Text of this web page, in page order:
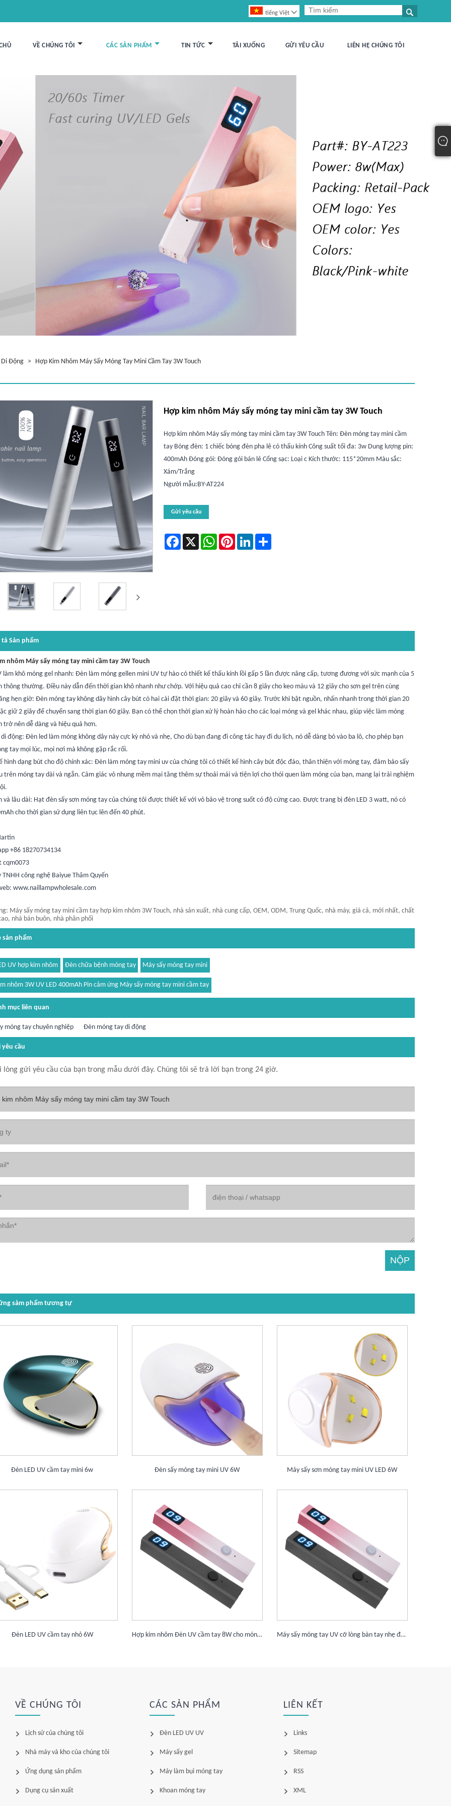

tiếng Việt 
VỀ CHÚNG TÔI CÁC SẢN PHẨM TIN TỨC TẢI XUỐNG GỬI YÊU CẦU LIÊN HỆ CHÚNG TÔI
Động > Hợp Kim Nhôm Máy Sấy Móng Tay Mini Cầm Tay 3W Touch
Hợp kim nhôm Máy sấy móng tay mini cầm tay 3W Touch
Hợp kim nhôm Máy sấy móng tay mini cầm tay 3W Touch Tên: Đèn móng tay mini cầm
tay Bóng đèn: 1 chiếc bóng đèn pha lê có thấu kính Công suất tối đa: 3w Dung lượng pin:
400mAh Đóng gói: Đóng gói bán lẻ Cổng sạc: Loại c Kích thước: 115*20mm Màu sắc:
Xám/Trắng
Người mẫu:BY-AT224
Gửi yêu cầu
Facebook
X WhatsAppPinterestLinkedInShare
Sản phẩm
nhôm Máy sấy móng tay mini cầm tay 3W Touch
làm khô móng gel nhanh: Đèn làm móng gellen mini UV tự hào có thiết kế thấu kính lồi gấp 5 lần được nâng cấp, tương đương với sức mạnh của 5
thông thường. Điều này dẫn đến thời gian khô nhanh như chớp. Với hiệu quả cao chỉ cần 8 giây cho keo màu và 12 giây cho sơn gel trên cùng
hẹn giờ: Đèn móng tay không dây hình cây bút có hai cài đặt thời gian: 20 giây và 60 giây. Trước khi bật nguồn, nhấn nhanh trong thời gian 20
giữ 2 giây để chuyển sang thời gian 60 giây. Bạn có thể chọn thời gian xử lý hoàn hảo cho các loại móng và gel khác nhau, giúp việc làm móng
trở nên dễ dàng và hiệu quả hơn.
động: Đèn led làm móng không dây này cực kỳ nhỏ và nhẹ, Cho dù bạn đang đi công tác hay đi du lịch, nó dễ dàng bỏ vào ba lô, cho phép bạn
tay mọi lúc, mọi nơi mà không gặp rắc rối.
hình dạng bút cho độ chính xác: Đèn làm móng tay mini uv của chúng tôi có thiết kế hình cây bút độc đáo, thân thiện với móng tay, đảm bảo sấy
trên móng tay dài và ngắn. Cảm giác vỏ nhung mềm mại tăng thêm sự thoải mái và tiện lợi cho thói quen làm móng của bạn, mang lại trải nghiệm
và lâu dài: Hạt đèn sấy sơn móng tay của chúng tôi được thiết kế với vỏ bảo vệ trong suốt có độ cứng cao. Được trang bị đèn LED 3 watt, nó có
cho thời gian sử dụng liên tục lên đến 40 phút.
+86 18270734134
cqm0073
TNHH công nghệ Baiyue Thâm Quyến
www.naillampwholesale.com
Máy sấy móng tay mini cầm tay hợp kim nhôm 3W Touch, nhà sản xuất, nhà cung cấp, OEM, ODM, Trung Quốc, nhà máy, giá cả, mới nhất, chất
nhà bán buôn, nhà phân phối
sản phẩm
UV hợp kim nhôm Đèn chữa bệnh móng tay Máy sấy móng tay mini
nhôm 3W UV LED 400mAh Pin cảm ứng Máy sấy móng tay mini cầm tay
mục liên quan
móng tay chuyên nghiệp Đèn móng tay di động
yêu cầu
lòng gửi yêu cầu của bạn trong mẫu dưới đây. Chúng tôi sẽ trả lời bạn trong 24 giờ.
sảm phẩm tương tự
Đèn LED UV cầm tay mini 6w Đèn sấy móng tay mini UV 6W Máy sấy sơn móng tay mini UV LED 6W
Đèn LED UV cầm tay nhỏ 6W Hợp kim nhôm Đèn UV cầm tay 8W cho móng gel Máy sấy móng tay UV cỡ lòng bàn tay nhẹ để chạm nhanh
VỀ CHÚNG TÔI
Lịch sử của chúng tôi
Nhà máy và kho của chúng tôi
Ứng dụng sản phẩm
Dụng cụ sản xuất
CÁC SẢN PHẨM
Đèn LED UV UV
Máy sấy gel
Máy làm bụi móng tay
Khoan móng tay
LIÊN KẾT
Links
Sitemap
RSS
XML